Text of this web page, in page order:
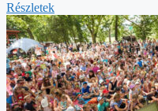
Részletek